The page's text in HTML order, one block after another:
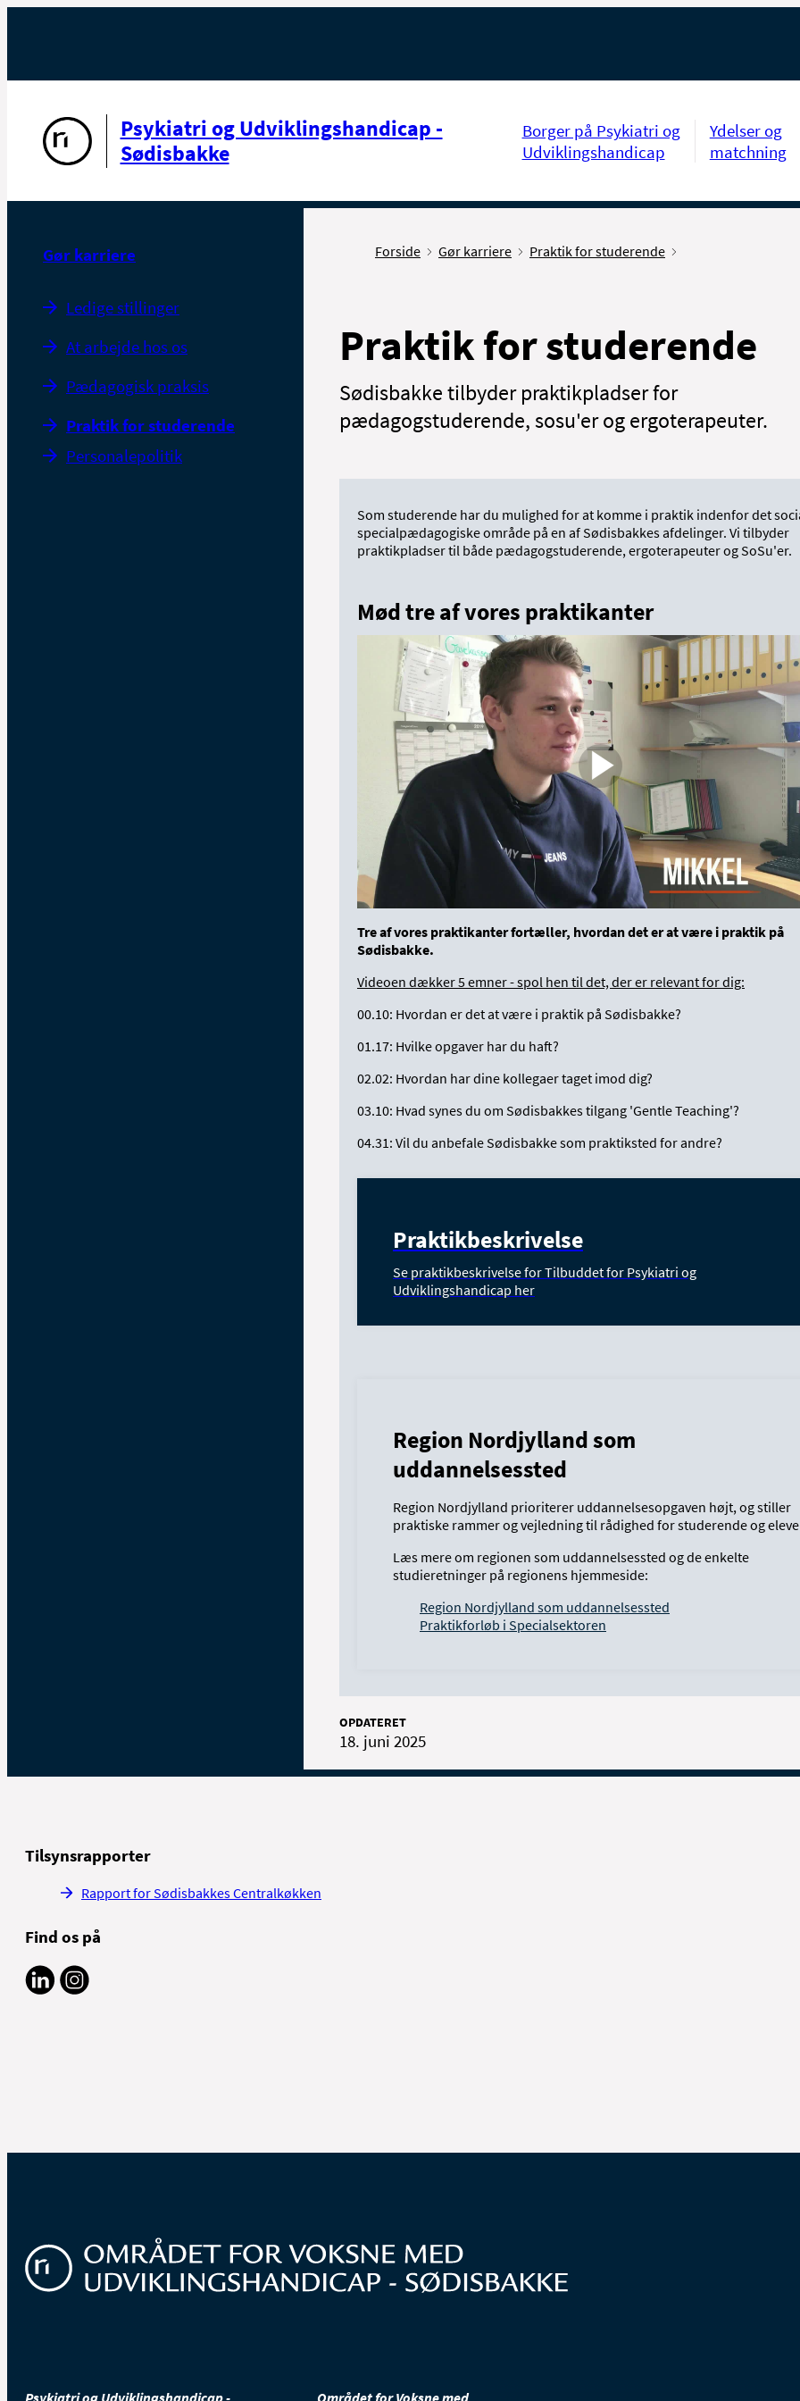
Psykiatri og Udviklingshandicap -
Sødisbakke
Borger på Psykiatri og
Udviklingshandicap
Ydelser og
matchning
Gør karriere
Ledige stillinger
At arbejde hos os
Pædagogisk praksis
Praktik for studerende
Personalepolitik
Forside Gør karriere Praktik for studerende
Praktik for studerende
Sødisbakke tilbyder praktikpladser for
pædagogstuderende, sosu'er og ergoterapeuter.
Som studerende har du mulighed for at komme i praktik indenfor det
specialpædagogiske område på en af Sødisbakkes afdelinger. Vi tilbyder
praktikpladser til både pædagogstuderende, ergoterapeuter og SoSu'er.
Mød tre af vores praktikanter
Tre af vores praktikanter fortæller, hvordan det er at være i praktik på
Sødisbakke.
Videoen dækker 5 emner - spol hen til det, der er relevant for dig:
00.10: Hvordan er det at være i praktik på Sødisbakke?
01.17: Hvilke opgaver har du haft?
02.02: Hvordan har dine kollegaer taget imod dig?
03.10: Hvad synes du om Sødisbakkes tilgang 'Gentle Teaching'?
04.31: Vil du anbefale Sødisbakke som praktiksted for andre?
Praktikbeskrivelse
Se praktikbeskrivelse for Tilbuddet for Psykiatri og
Udviklingshandicap her
Region Nordjylland som
uddannelsessted
Region Nordjylland prioriterer uddannelsesopgaven højt, og stiller
praktiske rammer og vejledning til rådighed for studerende og
Læs mere om regionen som uddannelsessted og de enkelte
studieretninger på regionens hjemmeside:
Region Nordjylland som uddannelsessted
Praktikforløb i Specialsektoren
OPDATERET
18. juni 2025
Tilsynsrapporter
Rapport for Sødisbakkes Centralkøkken
Find os på
Psykiatri og Udviklingshandicap - Området for Voksne med